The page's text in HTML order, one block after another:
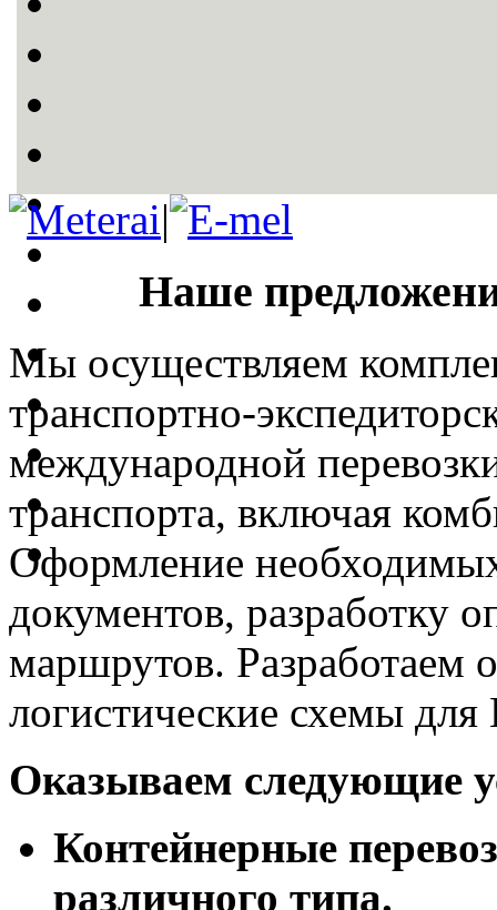
|
Наше
Мы осуществляем
транспортно-
международной
транспорта, включая
Оформление
документов, разработку
маршрутов. Разработаем
логистические схемы для
Оказываем следующие
Контейнерные
различного типа.